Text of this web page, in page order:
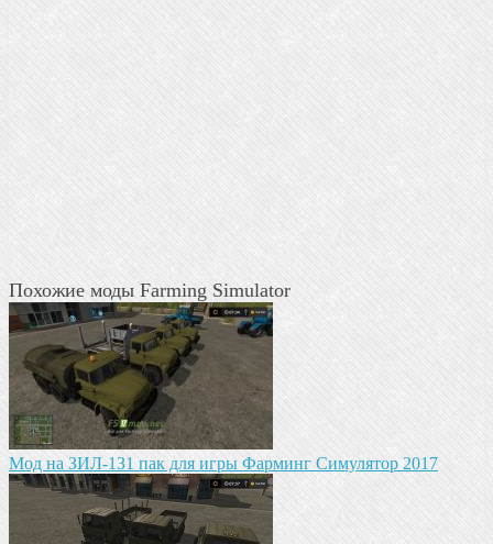
Похожие моды Farming Simulator
Mод на ЗИЛ-1З1 пак для игры Фарминг Симулятор 2017